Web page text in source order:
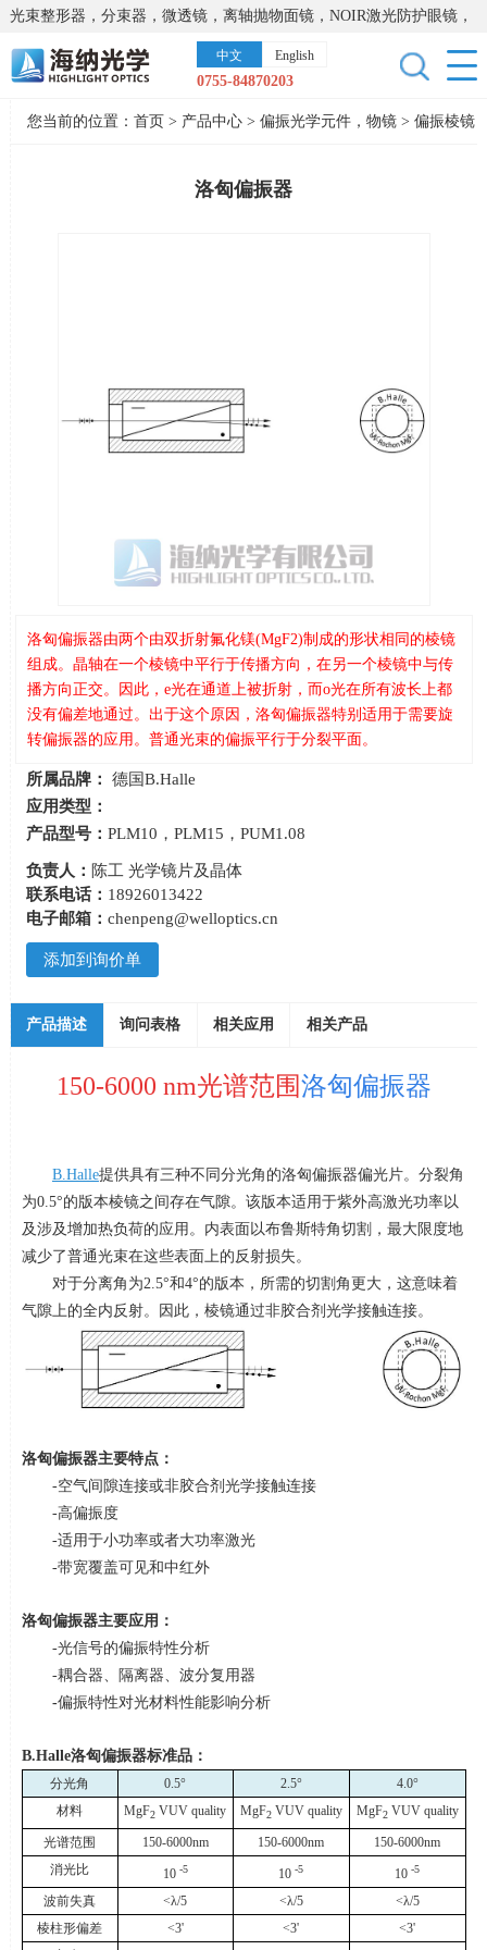
光束整形器，分束器，微透镜，离轴抛物面镜，NOIR激光防护眼镜，
太阳能模拟器，显微镜载物台，激光器，光谱仪，红外热像仪，激光
晶体
中文 English
0755-84870203
您当前的位置： 首页 > 产品中心> 偏振光学元件，物镜 > 偏振棱镜
洛匈偏振器
洛匈偏振器由两个由双折射氟化镁(MgF2)制成的形状相同的棱镜
组成。晶轴在一个棱镜中平行于传播方向，在另一个棱镜中与传
播方向正交。因此，e光在通道上被折射，而o光在所有波长上都
没有偏差地通过。出于这个原因，洛匈偏振器特别适用于需要旋
转偏振器的应用。普通光束的偏振平行于分裂平面。
所属品牌：
德国B.Halle
应用类型：
产品型号：PLM10，PLM15，PUM1.08
负责人： 陈工 光学镜片及晶体
联系电话： 18926013422
电子邮箱：chenpeng@welloptics.cn
添加到询价单
产品描述 询问表格 相关应用 相关产品
150-6000 nm光谱范围 洛匈偏振器
B.Halle提供具有三种不同分光角的洛匈偏振器偏光片。分裂角
为0.5°的版本棱镜之间存在气隙。该版本适用于紫外高激光功率以
及涉及增加热负荷的应用。内表面以布鲁斯特角切割，最大限度地
减少了普通光束在这些表面上的反射损失。
对于分离角为2.5°和4°的版本，所需的切割角更大，这意味着
气隙上的全内反射。因此，棱镜通过非胶合剂光学接触连接。
洛匈偏振器主要特点：
-空气间隙连接或非胶合剂光学接触连接
-高偏振度
-适用于小功率或者大功率激光
-带宽覆盖可见和中红外
洛匈偏振器主要应用：
-光信号的偏振特性分析
-耦合器、隔离器、波分复用器
-偏振特性对光材料性能影响分析
B.Halle洛匈偏振器标准品：
分光角 0.5° 2.5° 4.0°
材料
MgF2 VUV quality MgF2 VUV quality MgF2 VUV quality
光谱范围 150-6000nm 150-6000nm
150-6000nm
消光比
10-5 10 -5 10 -5
波前失真 <λ/5 <λ/5 <λ/5
棱柱形偏差
<3' <3'
<3'